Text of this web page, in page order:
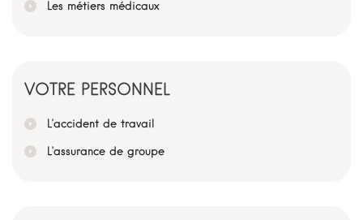
Les métiers médicaux
VOTRE PERSONNEL
L’accident de travail
L’assurance de groupe